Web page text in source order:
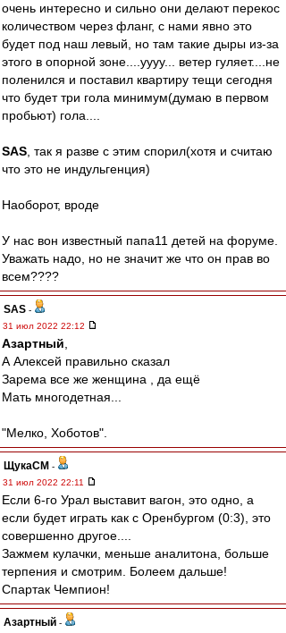
очень интересно и сильно они делают перекос
количеством через фланг, с нами явно это
будет под наш левый, но там такие дыры из-за
этого в опорной зоне....уууу... ветер гуляет....не
поленился и поставил квартиру тещи сегодня
что будет три гола минимум(думаю в первом
пробьют) гола....
SAS , так я разве с этим спорил(хотя и считаю
что это не индульгенция)
Наоборот, вроде
У нас вон известный папа11 детей на форуме.
Уважать надо, но не значит же что он прав во
всем????
SAS -
31 июл 2022 22:12
Азартный
А Алексей правильно сказал
Зарема все же женщина , да ещё
Мать многодетная...
"Мелко, Хоботов".
ЩукаСМ -
31 июл 2022 22:11
Если 6-го Урал выставит вагон, это одно, а
если будет играть как с Оренбургом (0:3), это
совершенно другое....
Зажмем кулачки, меньше аналитона, больше
терпения и смотрим. Болеем дальше!
Спартак Чемпион!
Азартный -